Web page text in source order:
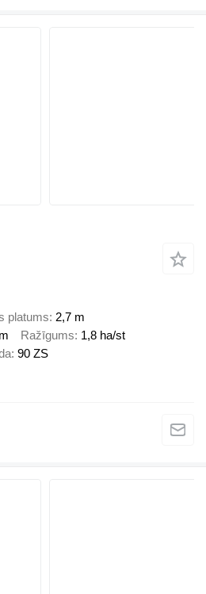
platums 2,7 m
Ražīgums 1,8 ha/st
90 ZS